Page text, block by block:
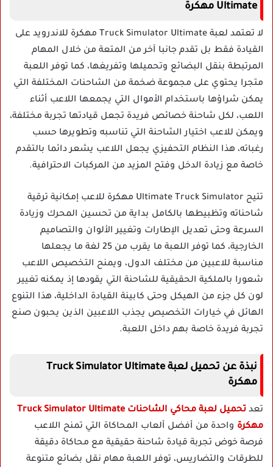
Ultimate مهكرة
لا تعتمد لعبة Truck Simulator Ultimate مهكرة للاندرويد على
القيادة فقط بل تقدم جانبا آخر من المتعة من خلال المهام
المرتبطة بنقل البضائع وتحميلها وتفريغها، كما توفر اللعبة
متجرا يحتوي على مجموعة ضخمة من الشاحنات المختلفة التي
يمكن شراؤها باستخدام الأموال التي يجمعها اللاعب أثناء
اللعب، لكل شاحنة خصائص فريدة تجعل قيادتها تجربة مختلفة،
ويمكن للاعب اختيار الشاحنة التي تناسبه وتطويرها حسب
رغباته، هذا النظام التحفيزي يجعل اللاعب يشعر دائما بالتقدم
خاصة مع زيادة الدخل وفتح المزيد من المركبات الاحترافية.
تتيح Ultimate Truck Simulator مهكرة للاعب إمكانية ترقية
شاحناته وتظبيطها بالكامل بداية من تحسين المحرك وزيادة
السرعة وحتى تعديل الإطارات وتغيير الألوان والتصاميم
الخارجية، كما توفر اللعبة ما يقرب من 25 لغة ما يجعلها
مناسبة للاعبين من مختلف الدول، ويمنح التخصيص اللاعب
شعورا بالملكية الحقيقية للشاحنة التي يقودها إذ يمكنه تغيير
لون كل جزء من الهيكل وحتى كابينة القيادة الداخلية، هذا التنوع
الهائل في خيارات التخصيص يجذب اللاعبين الذين يحبون صنع
تجربة فريدة خاصة بهم داخل اللعبة.
نبذة عن تحميل لعبة Truck Simulator Ultimate
مهكرة
تعد
تحميل لعبة محاكي الشاحنات Truck Simulator Ultimate
مهكرة واحدة من أفضل ألعاب المحاكاة التي تمنح اللاعب
فرصة خوض تجربة قيادة شاحنة حقيقية مع محاكاة دقيقة
للطرقات والتضاريس، توفر اللعبة مهام نقل بضائع متنوعة